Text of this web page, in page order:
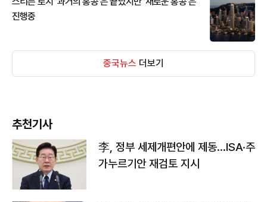
진행중
중국뉴스 더보기
추천기사
李, 정부 세제개편안에 제동…ISA·주
가누르기안 재검토 지시